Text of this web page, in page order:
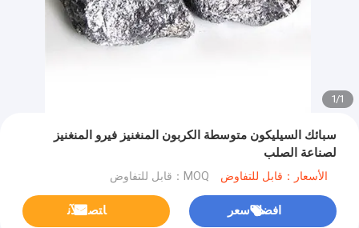
1
/
1
سبائك السيليكون متوسطة الكربون المنغنيز فيرو المنغنيز
لصناعة الصلب
الأسعار：قابل للتفاوض MOQ：قابل للتفاوض
افضل سعر ﺎﺘﺼﻟ ﺍﻶﻧ